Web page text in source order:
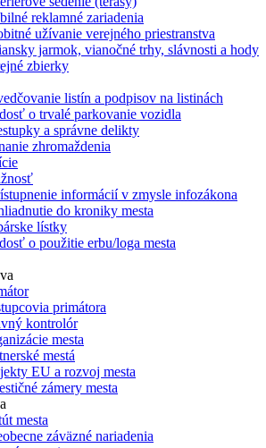
reklamné zariadenia
užívanie verejného priestranstva
jarmok, vianočné trhy, slávnosti a hody
zbierky
listín a podpisov na listinách
o trvalé parkovanie vozidla
a správne delikty
zhromaždenia
informácií v zmysle infozákona
do kroniky mesta
lístky
o použitie erbu/loga mesta
primátora
kontrolór
mesta
mestá
EU a rozvoj mesta
zámery mesta
mesta
záväzné nariadenia